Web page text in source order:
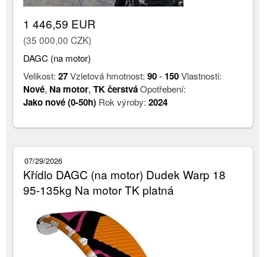
1 446,59 EUR
(35 000,00 CZK)
DAGC (na motor)
Velikost:27Vzletová hmotnost:90- 150Vlastnosti:
Nové, Na motor,TK čerstváOpotřebení:
Jako nové (0-50h) Rok výroby:2024
07/29/2026
Křídlo DAGC (na motor) Dudek Warp 18
95-135kg Na motor TK platná